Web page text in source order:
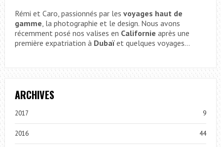
Rémi et Caro, passionnés par les voyages haut de
gamme, la photographie et le design. Nous avons
récemment posé nos valises en Californie après une
première expatriation à Dubaïet quelques voyages...
ARCHIVES
2017 9
2016 44